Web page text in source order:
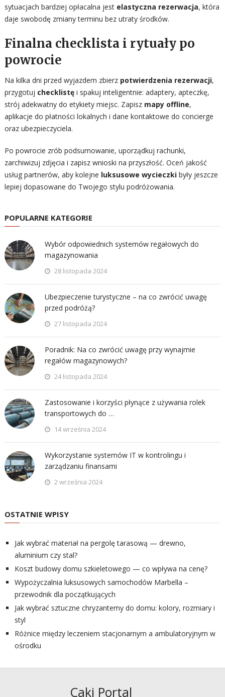
sytuacjach bardziej opłacalna jest elastyczna rezerwacja, która
daje swobodę zmiany terminu bez utraty środków.
Finalna checklista i rytuały po
powrocie
Na kilka dni przed wyjazdem zbierz potwierdzenia rezerwacji,
przygotuj checklistęi spakuj inteligentnie: adaptery, apteczkę,
strój adekwatny do etykiety miejsc. Zapisz mapy offline,
aplikacje do płatności lokalnych i dane kontaktowe do concierge
oraz ubezpieczyciela.
Po powrocie zrób podsumowanie, uporządkuj rachunki,
zarchiwizuj zdjęcia i zapisz wnioski na przyszłość. Oceń jakość
usług partnerów, aby kolejne luksusowe wycieczkibyły jeszcze
lepiej dopasowane do Twojego stylu podróżowania.
POPULARNE KATEGORIE
Wybór odpowiednich systemów regałowych do
magazynowania
28 listopada 2024
Ubezpieczenie turystyczne – na co zwrócić uwagę
przed podróżą?
27 listopada 2024
Poradnik: Na co zwrócić uwagę przy wynajmie
regałów magazynowych?
24 listopada 2024
Zastosowanie i korzyści płynące z używania rolek
transportowych do …
14 września 2024
Wykorzystanie systemów IT w kontrolingu i
zarządzaniu finansami
2 września 2024
OSTATNIE WPISY
Jak wybrać materiał na pergolę tarasową — drewno,
aluminium czy stal?
Koszt budowy domu szkieletowego — co wpływa na cenę?
Wypożyczalnia luksusowych samochodów Marbella –
przewodnik dla początkujących
Jak wybrać sztuczne chryzantemy do domu: kolory, rozmiary i
styl
Różnice między leczeniem stacjonarnym a ambulatoryjnym w
ośrodku
Cakj Portal